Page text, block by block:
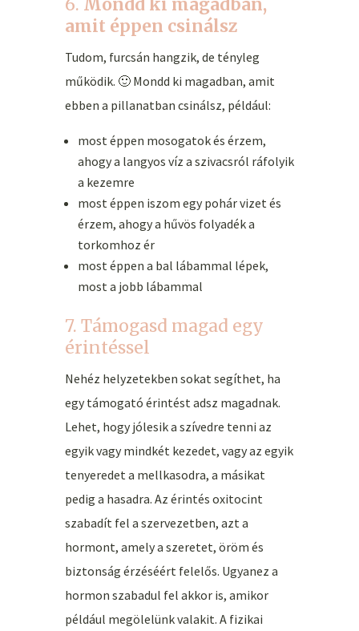
6. Mondd ki magadban,
amit éppen csinálsz
Tudom, furcsán hangzik, de tényleg
működik. 🙂 Mondd ki magadban, amit
ebben a pillanatban csinálsz, például:
most éppen mosogatok és érzem,
ahogy a langyos víz a szivacsról ráfolyik
a kezemre
most éppen iszom egy pohár vizet és
érzem, ahogy a hűvös folyadék a
torkomhoz ér
most éppen a bal lábammal lépek,
most a jobb lábammal
7. Támogasd magad egy
érintéssel
Nehéz helyzetekben sokat segíthet, ha
egy támogató érintést adsz magadnak.
Lehet, hogy jólesik a szívedre tenni az
egyik vagy mindkét kezedet, vagy az egyik
tenyeredet a mellkasodra, a másikat
pedig a hasadra. Az érintés oxitocint
szabadít fel a szervezetben, azt a
hormont, amely a szeretet, öröm és
biztonság érzéséért felelős. Ugyanez a
hormon szabadul fel akkor is, amikor
például megölelünk valakit. A fizikai